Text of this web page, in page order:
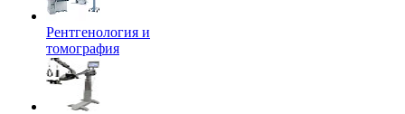
Рентгенология и
томография